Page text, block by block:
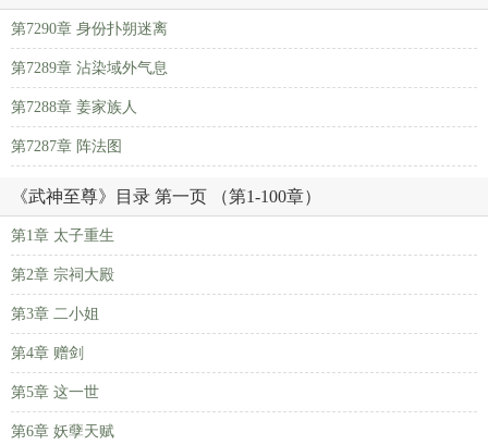
第7290章 身份扑朔迷离
第7289章 沾染域外气息
第7288章 姜家族人
第7287章 阵法图
《武神至尊》目录 第一页 （第1-100章）
第1章 太子重生
第2章 宗祠大殿
第3章 二小姐
第4章 赠剑
第5章 这一世
第6章 妖孽天赋